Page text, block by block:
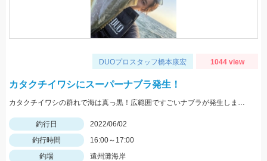
DUOプロスタッフ橋本康宏 1044 view
カタクチイワシにスーパーナブラ発生！
カタクチイワシの群れで海は真っ黒！広範囲ですごいナブラが発生しました！
釣行日
2022/06/02
釣行時間
16:00～17:00
釣場
遠州灘海岸